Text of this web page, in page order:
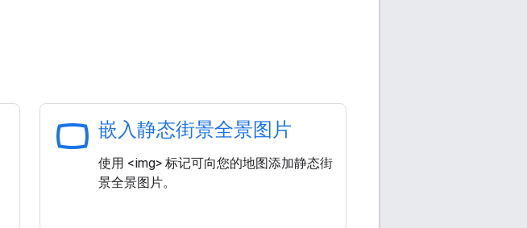
panorama_wide_angle 嵌入静态街景全景图片
使用 <img> 标记可向您的地图添加静态街
景全景图片。